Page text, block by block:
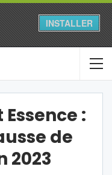
INSTALLER
:
de
2023